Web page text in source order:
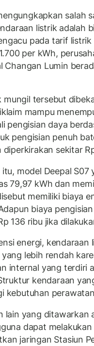
salah
listrik adalah
pada tarif
per kWh,
Changan Lumin
mungil tersebut
mampu
pengisian daya
pengisian penuh
diperkirakan sekitar
itu, model Deepal
79,97 kWh dan
memiliki biaya
biaya
136 ribu jika
energi,
lebih rendah
internal yang terdiri
kendaraan
kebutuhan
lain yang ditawarkan
dapat
jaringan Stasiun